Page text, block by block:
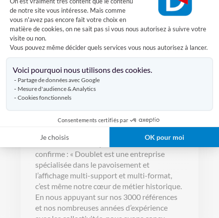
de notre site vous intéresse. Mais comme
vous n'avez pas encore fait votre choix en
matière de cookies, on ne sait pas si vous nous autorisez à suivre votre
visite ou non.
Vous pouvez même décider quels services vous nous autorisez à lancer.
Voici pourquoi nous utilisons des cookies.
Partage de données avec Google
Mesure d'audience & Analytics
Cookies fonctionnels
Consentements certifiés par
Je choisis OK pour moi
serait libre de choisir le format et le support
les plus adaptés, compte-tenu de son
budget et de ses contraintes
d’aménagement. Affiches, drapeaux à poser,
à accrocher aux murs, sur hampe,
multiples.
Doublet,fabricant historique de
drapeauxdepuis près de deux siècles et
tous formats, a d’ores et déjà développé des
Arnaud Rabiat, Responsable de la BU Public,
confirme : « Doublet est une entreprise
spécialisée dans le pavoisement et
l’affichage multi-support et multi-format,
c’est même notre cœur de métier historique.
En nous appuyant sur nos 3000 références
et nos nombreuses années d’expérience